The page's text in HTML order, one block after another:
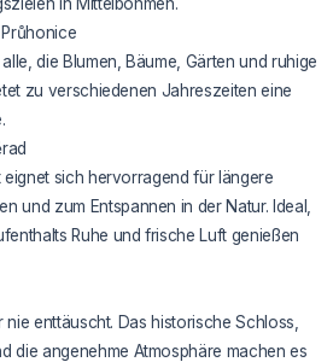
die Blumen, Bäume, Gärten und ruhige
zu verschiedenen Jahreszeiten eine
eignet sich hervorragend für längere
und zum Entspannen in der Natur. Ideal,
Ruhe und frische Luft genießen
nie enttäuscht. Das historische Schloss,
die angenehme Atmosphäre machen es